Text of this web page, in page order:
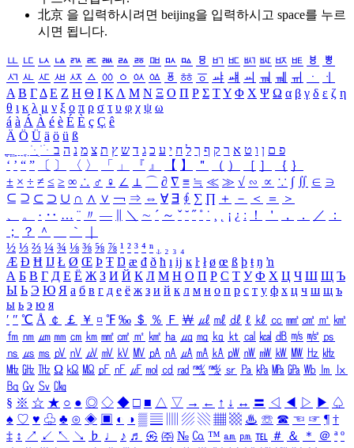
北京 을 입력하시려면 beijing을 입력하시고 space를 누르
시면 됩니다.
ㅥ ㅦ ㅧ ㅨ ㅩ ㅪ ㅫ ㅬ ㅭ ㅮ ㅯ ㅰ ㅱ ㅲ ㅳ ㅴ ㅵ ㅶ ㅷ ㅸ
ㅹ
ㅺ ㅻ ㅼ ㅽ ㅾ ㅿ ㆀ ㆁ ㆂ ㆃ ㆄ ㆅ ㆆ ㆇ ㆈ ㆉ ㆊ ㆋ ㆌ ㆍ
ㆎ
Α Β ΓΔ Ε Ζ Η Θ Ι ΚΛ Μ Ν Ξ Ο Π Ρ Σ ΤΥ Φ Χ Ψ Ω α β γ δ ε ζ η
θ ι κ λ μ ν ξ ο π ρ σ τ υ φ χ ψ ω
á à Á À é è É È ç Ç ê
Ä Ö Ü ä ö ü ß
ִֶֹ ֻּ ׁׂ פ ם ן ו ט א ר ק ף ך ל ח י ע כ ג ד ש ץ ת צ מ נ ה ב
‘ ’ “ ” 〔 〕 〈 〉 「 」 『 』 【 】 ＂ （ ） ［ ］ ｛ ｝
± × ÷ ≠ ≤ ≥ ∞ ∴ ♂ ♀ ∠ ⊥ ⌒ ∂ ∇ ≡ ≒ ≪ ≫ √ ∽ ∝ ∵ ∫ ∬ ∈ ∋
⊆ ⊇ ⊂ ⊃ ∪ ∩ ∧ ∨ ￢ ⇒ ⇔ ∀ ∃ ∮ ∑ ∏ ＋ － ＜ ＝
＞
、
。 · ‥ … ¨ 〃 ― ＼ ∼ ´ ～ ˇ ˘ ˝ ˚ ˙ ¸ ¡ ¿ ː ！ ＇ ， ． ／
：
；
？ ＾ ｀
½ ⅓ ⅔ ¼ ¾ ⅛ ⅜ ⅝ ⅞ ¹ ² ³ ⁴ ⁿ ₁ ₂ ₃ ₄
Æ Ð Ħ Ĳ Ł Ø Œ Þ Ŧ Ŋ æ đ ð ħ ı ĳ ĸ ŀ ł ø œ ß þ ŧ ŋ ŉ
А Б В Г Д Е Ё Ж З И Й К Л М Н О П Р С Т У Ф Х Ц Ч Ш Щ Ъ
Ы Ь Э Ю Я а б в г д е ё ж з и й к л м н о п р с т у ф х ц ч ш щ ъ
ы ь э ю я
′ ″ ℃ Å ￠ ￡ ￥ ¤ ℉ ‰ ＄ ％ Ｆ ￦ ㎕ ㎖ ㎗ ℓ ㎘ ㏄ ㎣ ㎤ ㎥ ㎦
㎙ ㎚ ㎛ ㎜ ㎝ ㎞ ㎟ ㎠ ㎡ ㎢ ㏊ ㎍ ㎎ ㎏ ㏏ ㎈ ㎉ ㏈ ㎧ ㎨ ㎰
㎱ ㎲ ㎳ ㎴ ㎵ ㎶ ㎷ ㎸ ㎹ ㎀ ㎁ ㎂ ㎃ ㎄ ㎺ ㎻ ㎽ ㎾ ㎿ ㎐ ㎑
㎒ ㎓ ㎔ Ω ㏀ ㏁ ㎊ ㎋ ㎌ ㏖ ㏅ ㎭ ㎮ ㎯ ㏛ ㎩ ㎪ ㎫ ㎬ ㏝ ㏐
㏓
㏃ ㏉ ㏜ ㏆
§ ※ ☆ ★ ○ ● ◎ ◇ ◆ □ ■ △ ▽ → ← ↑ ↓ ↔ 〓 ◁ ◀ ▷ ▶ ♤
♠ ♡ ♥ ♧ ♣ ⊙ ◈ ▣ ◐ ◑ ▒ ▤ ▨ ▧ ▦ ▩ ♨ ☏ ☎ ☜ ☞ ¶ †
‡ ↕ ↗ ↙ ↖ ↘ ♭ ♩ ♪ ♬ ㉿ ㈜ № ㏇ ™ ㏂ ㏘ ℡ ＃ ＆ ＊ ＠ ª º